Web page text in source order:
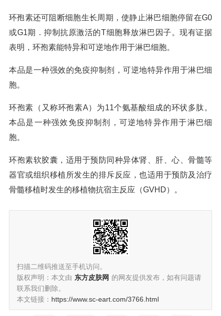
环孢素还可阻断细胞生长周期，使静止淋巴细胞停留在G0
或G1期．抑制抗原激活的T细胞释放淋巴因子。现有证据
表明，环孢素能特异和可逆地作用于淋巴细胞。
本品是一种强效的免疫抑制剂，可逆地特异作用于淋巴细
胞。
环孢素（又称环孢素A）为11个氨基酸组成的环状多肽。
本品是一种强效免疫抑制剂，可逆地特异作用于淋巴细
胞。
环孢素软胶囊，适用于预防同种异体肾、肝、心、骨髓等
器官或组织移植所发生的排斥反应，也适用于预防及治疗
骨髓移植时发生的移植物抗宿主反应（GVHD）。
扫描二维码推送至手机访问。
版权声明：本文由 东方皮肤网 的网友提供发布，如有问题请
联系我们删除。
本文链接： https://www.sc-eart.com/3766.html